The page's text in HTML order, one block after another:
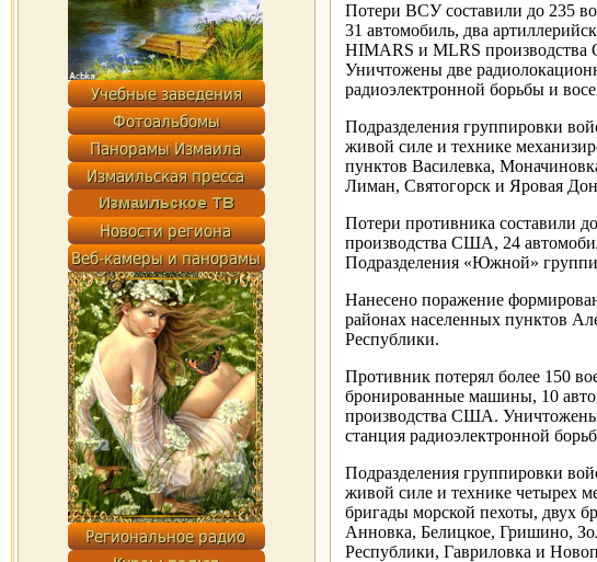
Потери ВСУ составили до 235
31 автомобиль, два
HIMARS и MLRS производства
Уничтожены две
радиоэлектронной борьбы и
Подразделения группировки
живой силе и технике
пунктов Василевка,
Лиман, Святогорск и Яровая
Потери противника составили
производства США, 24
Подразделения «Южной»
Нанесено поражение
районах населенных пунктов
Республики.
Противник потерял более 150
бронированные машины, 10
производства США. Уничтожены
станция радиоэлектронной
Подразделения группировки
живой силе и технике четырех
бригады морской пехоты, двух
Анновка, Белицкое, Гришино,
Республики, Гавриловка и